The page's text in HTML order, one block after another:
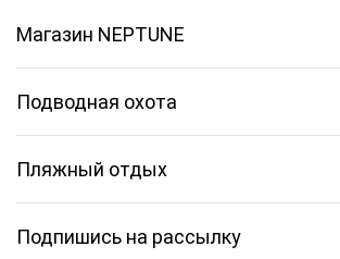
Магазин NEPTUNE
Подводная охота
Пляжный отдых
Подпишись на рассылку